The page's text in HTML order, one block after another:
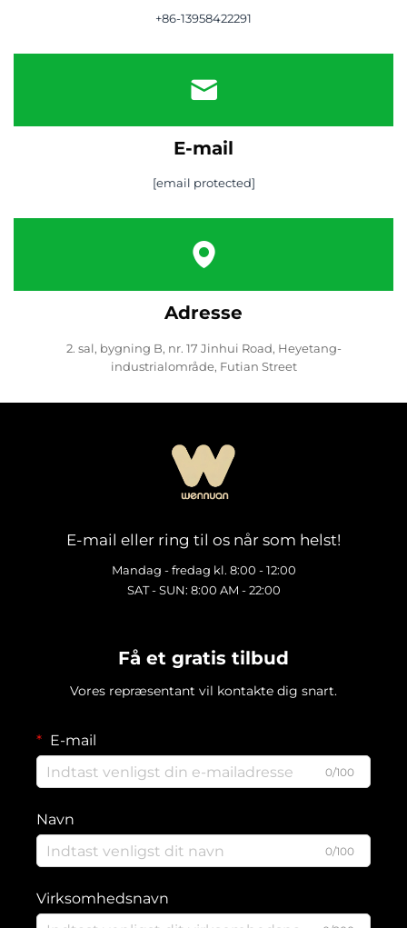
+86-13958422291
E-mail
[email protected]
Adresse
2. sal, bygning B, nr. 17 Jinhui Road, Heyetang-
industrialområde, Futian Street
E-mail eller ring til os når som helst!
Mandag - fredag kl. 8:00 - 12:00
SAT - SUN: 8:00 AM - 22:00
Få et gratis tilbud
Vores repræsentant vil kontakte dig snart.
E-mail
0/100
Navn
0/100
Virksomhedsnavn